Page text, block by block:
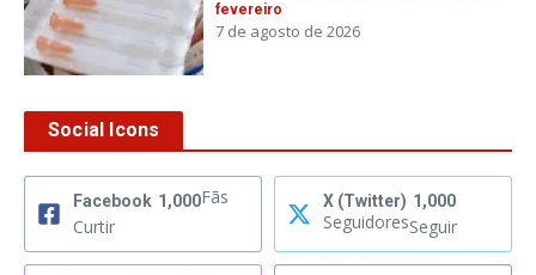
fevereiro
7 de agosto de 2026
Social Icons
Facebook 1,000Fãs
Curtir
X (Twitter) 1,000
SeguidoresSeguir